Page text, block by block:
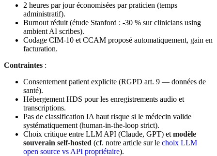
2 heures par jour économisées par praticien (temps
administratif).
Burnout réduit (étude Stanford : -30 % sur clinicians using
ambient AI scribes).
Codage CIM-10 et CCAM proposé automatiquement, gain en
facturation.
Contraintes :
Consentement patient explicite (RGPD art. 9 — données de
santé).
Hébergement HDS pour les enregistrements audio et
transcriptions.
Pas de classification IA haut risque si le médecin valide
systématiquement (human-in-the-loop strict).
Choix critique entre LLM API (Claude, GPT) et modèle
souverain self-hosted (cf. notre article sur le choix LLM
open source vs API propriétaire).